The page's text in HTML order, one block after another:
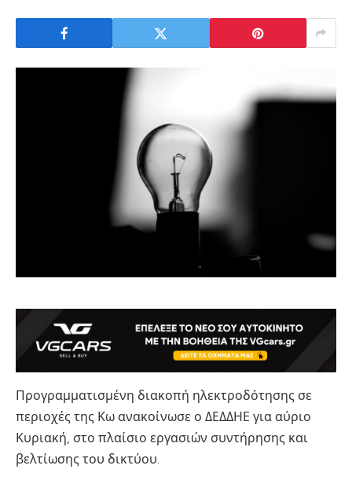
Προγραμματισμένη διακοπή ηλεκτροδότησης σε
περιοχές της Κω ανακοίνωσε ο ΔΕΔΔΗΕ για αύριο
Κυριακή, στο πλαίσιο εργασιών συντήρησης και
βελτίωσης του δικτύου.